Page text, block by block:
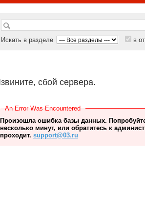
Искать в разделе в
сбой сервера.
An Error Was Encountered
Произошла ошибка базы данных.
несколько минут, или обратитесь к
проходит. support@03.ru